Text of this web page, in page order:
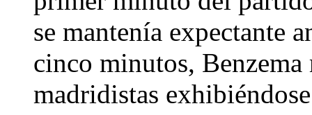
se mantenía expectante
cinco minutos,
madridistas